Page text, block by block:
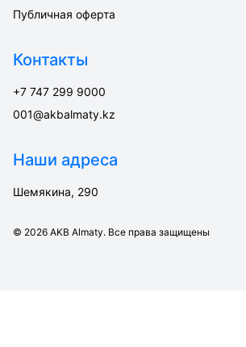
Публичная оферта
Контакты
+7 747 299 9000
001@akbalmaty.kz
Наши адреса
Шемякина, 290
© 2026 AKB Almaty. Все права защищены